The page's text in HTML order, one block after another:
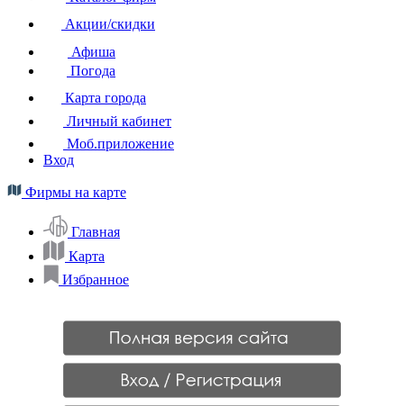
Акции/скидки
Афиша
Погода
Карта города
Личный кабинет
Моб.приложение
Вход
Фирмы на карте
Главная
Карта
Избранное